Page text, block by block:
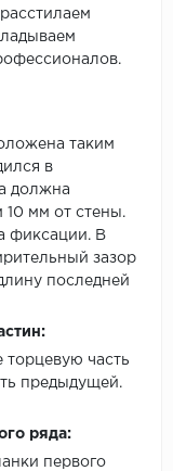
таким
в
должна
10 мм от стены.
фиксации. В
зазор
последней
торцевую часть
предыдущей.
ряда:
первого